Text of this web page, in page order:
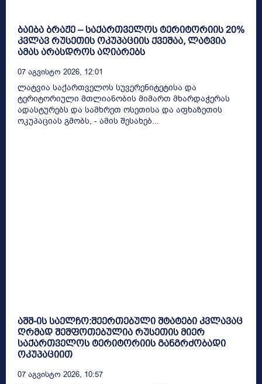
ბაიბა ბრაჟე – საქართველოს ტერიტორიის 20%
კვლავ რუსეთის ოკუპაციის ქვეშაა, ლატვია
ამას არასდროს აღიარებს
07 Აგვისტო 2026, 12:01
ლატვია საქართველოს სუვერენიტეტისა და
ტერიტორიული მთლიანობის მიმართ მხარდაჭერას
ადასტურებს და სამხრეთ ოსეთისა და აფხაზეთის
ოკუპაციას გმობს, - ამის შესახებ...
აშშ-ის საელჩო:შეერთებული შტატები კვლავაც
ღრმად შეშფოთებულია რუსეთის მიერ
საქართველოს ტერიტორიის განგრძობადი
ოკუპაციით
07 Აგვისტო 2026, 10:57